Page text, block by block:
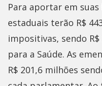
Para aportar em
estaduais terão R$
impositivas, sendo
para a Saúde. As
R$ 201,6 milhões